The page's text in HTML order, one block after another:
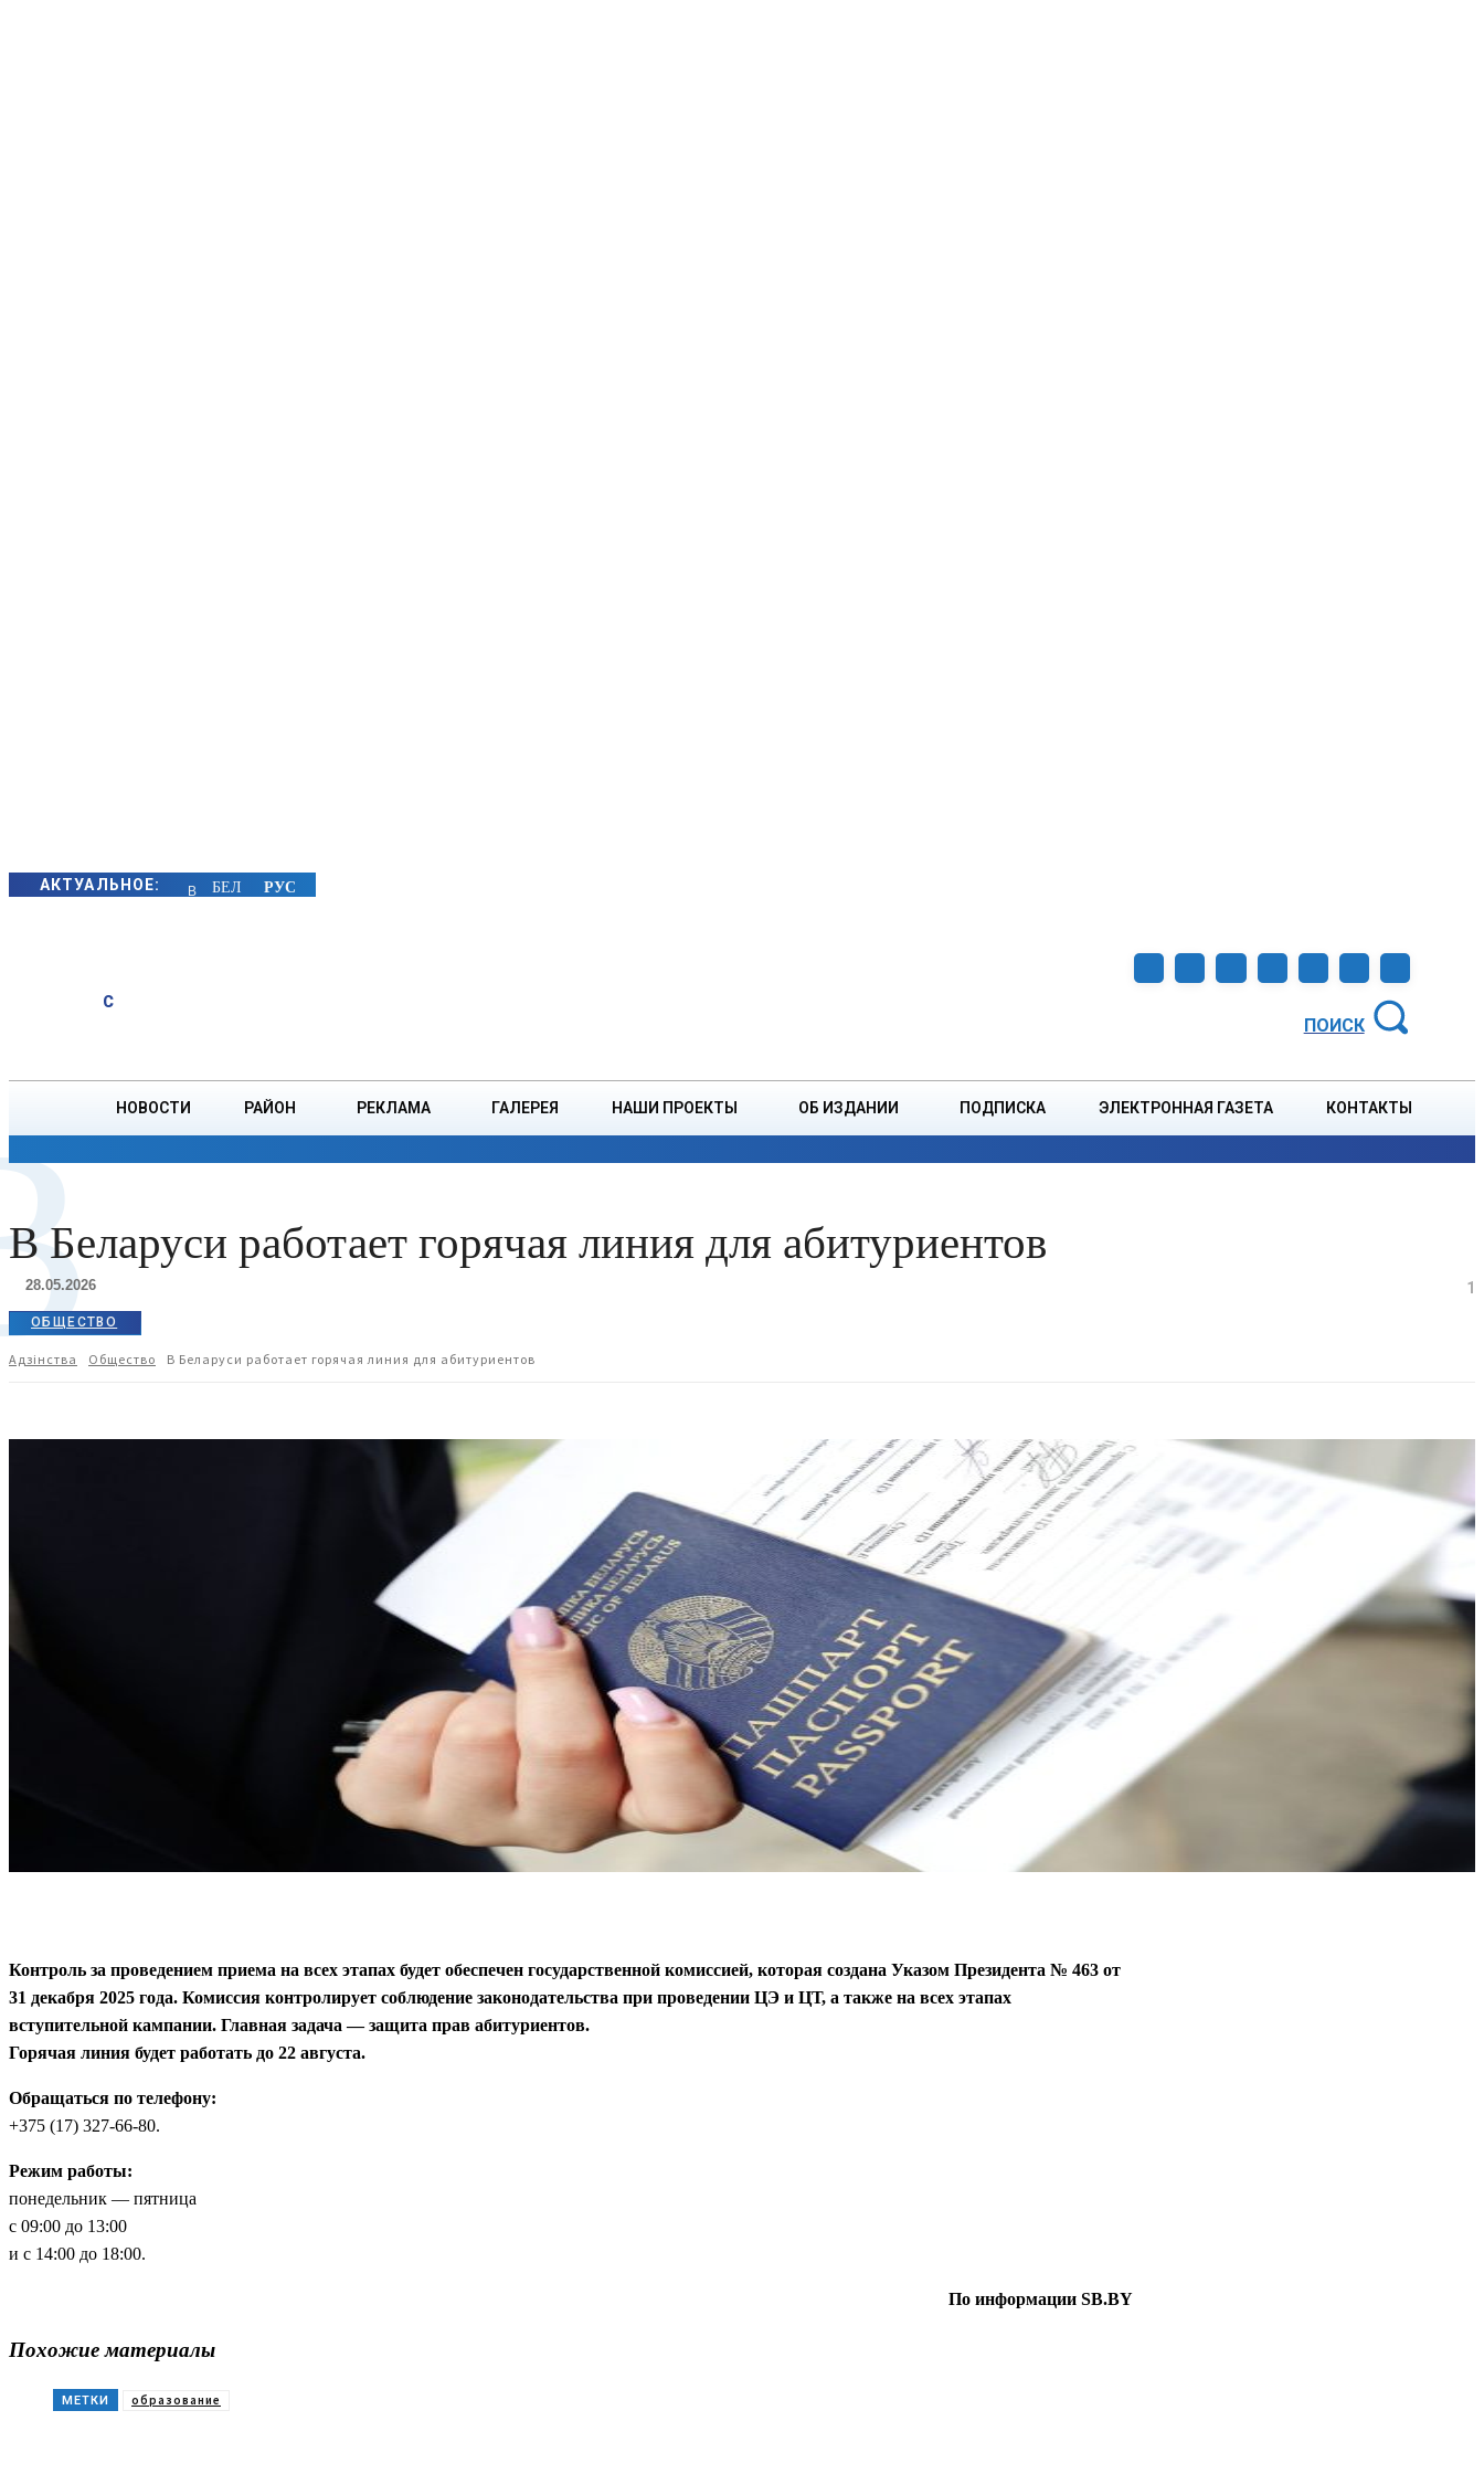
АКТУАЛЬНОЕ:
В
C
Четверг, 6 августа
ПОИСК
НОВОСТИ РАЙОН РЕКЛАМА ГАЛЕРЕЯ НАШИ ПРОЕКТЫ ОБ ИЗДАНИИ ПОДПИСКА ЭЛЕКТРОННАЯ ГАЗЕТА КОНТАКТЫ
В Беларуси работает горячая линия для абитуриентов
28.05.2026 1
ОБЩЕСТВО
Адзiнства Общество В Беларуси работает горячая линия для абитуриентов
Контроль за проведением приема на всех этапах будет обеспечен государственной комиссией, которая создана Указом ­­Президента № 463 от
31 декабря 2025 года. Комиссия контролирует соблюдение законодательства при проведении ЦЭ и ЦТ, а также на всех этапах
вступительной кампании. Главная задача — защита прав абитуриентов.
Горячая линия будет работать до 22 августа.
Обращаться по телефону:
+375 (17) 327‑66‑80.
Режим работы:
понедельник — пятница
с 09:00 до 13:00
и с 14:00 до 18:00.
По информации SB.BY
Похожие материалы
МЕТКИ образование